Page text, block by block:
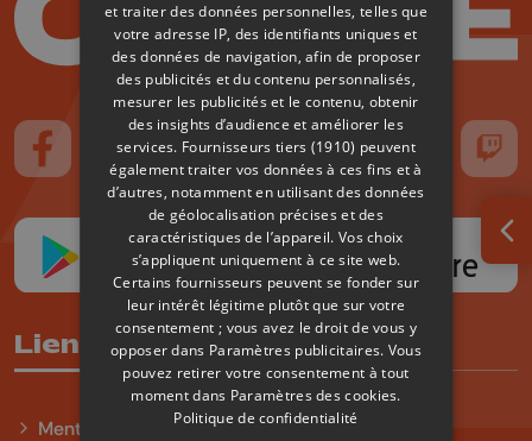
Suivez-nous sur FaceBook
Suivez-nous sur Instagram
Suivez-nous sur TikTok
Suivez-nous sur YouTube
Suivez-nous
Liens utiles
Mentions légales
et traiter des données personnelles, telles que
votre adresse IP, des identifiants uniques et
des données de navigation, afin de proposer
des publicités et du contenu personnalisés,
mesurer les publicités et le contenu, obtenir
des insights d’audience et améliorer les
services. Fournisseurs tiers (1910) peuvent
également traiter vos données à ces fins et à
d’autres, notamment en utilisant des données
de géolocalisation précises et des
caractéristiques de l’appareil. Vos choix
s’appliquent uniquement à ce site web.
Certains fournisseurs peuvent se fonder sur
leur intérêt légitime plutôt que sur votre
consentement ; vous avez le droit de vous y
opposer dans Paramètres publicitaires. Vous
pouvez retirer votre consentement à tout
moment dans Paramètres des cookies.
Politique de confidentialité